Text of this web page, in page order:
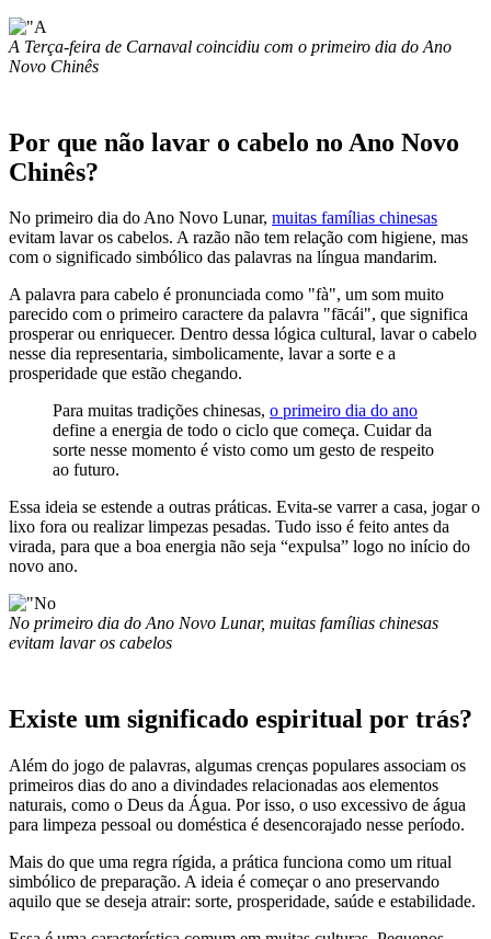
A Terça-feira de Carnaval coincidiu com o primeiro dia do Ano
Novo Chinês
Por que não lavar o cabelo no Ano Novo
Chinês?
No primeiro dia do Ano Novo Lunar, muitas famílias chinesas
evitam lavar os cabelos. A razão não tem relação com higiene, mas
com o significado simbólico das palavras na língua mandarim.
A palavra para cabelo é pronunciada como "fà", um som muito
parecido com o primeiro caractere da palavra "fācái", que significa
prosperar ou enriquecer. Dentro dessa lógica cultural, lavar o cabelo
nesse dia representaria, simbolicamente, lavar a sorte e a
prosperidade que estão chegando.
Para muitas tradições chinesas, o primeiro dia do ano
define a energia de todo o ciclo que começa. Cuidar da
sorte nesse momento é visto como um gesto de respeito
ao futuro.
Essa ideia se estende a outras práticas. Evita-se varrer a casa, jogar o
lixo fora ou realizar limpezas pesadas. Tudo isso é feito antes da
virada, para que a boa energia não seja “expulsa” logo no início do
novo ano.
No primeiro dia do Ano Novo Lunar, muitas famílias chinesas
evitam lavar os cabelos
Existe um significado espiritual por trás?
Além do jogo de palavras, algumas crenças populares associam os
primeiros dias do ano a divindades relacionadas aos elementos
naturais, como o Deus da Água. Por isso, o uso excessivo de água
para limpeza pessoal ou doméstica é desencorajado nesse período.
Mais do que uma regra rígida, a prática funciona como um ritual
simbólico de preparação. A ideia é começar o ano preservando
aquilo que se deseja atrair: sorte, prosperidade, saúde e estabilidade.